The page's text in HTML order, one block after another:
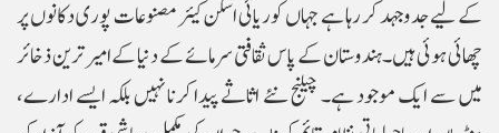
کے لیے جدوجہد کر رہا ہے جہاں کوریائی اسکن کیئر مصنوعات پوری دکانوں پر
چھائی ہوئی ہیں۔ ہندوستان کے پاس ثقافتی سرمائے کے دنیا کے امیر ترین ذخائر
میں سے ایک موجود ہے۔ چیلنج نئے اثاثے پیدا کرنا نہیں بلکہ ایسے ادارے،